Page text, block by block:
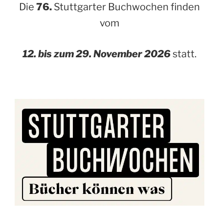
Die 76. Stuttgarter Buchwochen finden
vom
12. bis zum 29. November 2026statt.